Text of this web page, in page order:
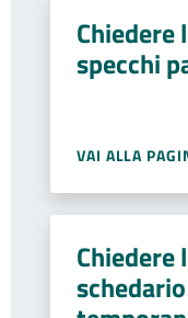
specchi
VAI ALLA